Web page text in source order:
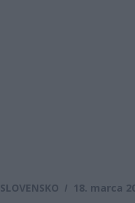
SLOVENSKO 18. marca